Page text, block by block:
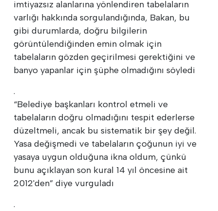
imtiyazsız alanlarına yönlendiren tabelaların
varlığı hakkında sorgulandığında, Bakan, bu
gibi durumlarda, doğru bilgilerin
görüntülendiğinden emin olmak için
tabelaların gözden geçirilmesi gerektiğini ve
banyo yapanlar için şüphe olmadığını söyledi
.
“Belediye başkanları kontrol etmeli ve
tabelaların doğru olmadığını tespit ederlerse
düzeltmeli, ancak bu sistematik bir şey değil.
Yasa değişmedi ve tabelaların çoğunun iyi ve
yasaya uygun olduğuna ikna oldum, çünkü
bunu açıklayan son kural 14 yıl öncesine ait
2012'den” diye vurguladı
.